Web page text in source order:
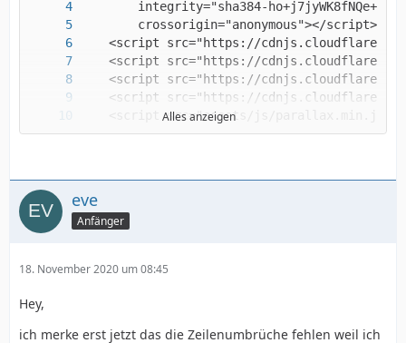
Alles anzeigen
eve
Anfänger
18. November 2020 um 08:45
Hey,
ich merke erst jetzt das die Zeilenumbrüche fehlen weil ich